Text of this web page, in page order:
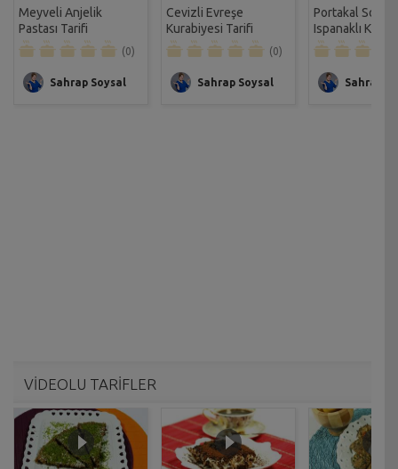
Meyveli Anjelik
Pastası Tarifi
(0)
Sahrap Soysal
Cevizli Evreşe
Kurabiyesi Tarifi
(0)
Sahrap Soysal
Portakal Soslu
Ispanaklı Kek
Sahrap
VİDEOLU TARİFLER